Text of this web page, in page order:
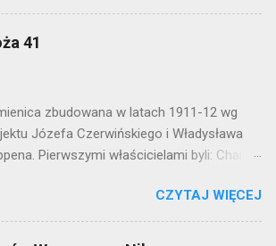
lat 50. Lokalizacja: Śródmieście
41
zbudowana w latach 1911-12 wg
Józefa Czerwińskiego i Władysława
Pierwszymi właścicielami byli: Chaim
była zamieszkała przez
Elektrowni Warszawskiej. Ten
budynek wyszedł bez szwanku z II
CZYTAJ WIĘCEJ